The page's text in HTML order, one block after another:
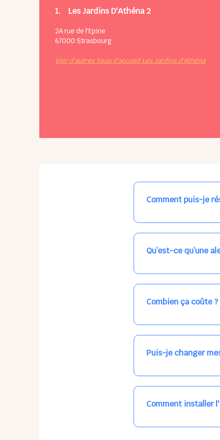
1. Les Jardins D'Athéna 2
2A rue de l'Epine
67000 Strasbourg
Voir d'autres lieux d'accueil Les Jardins d'Athéna
Comment puis-je
Nos places libres au
qui vous intéresse,
Qu’est-ce qu’une
Vous avez besoin
les places disponibles
Combien ça coûte ?
Votre accueil est
habituel. N'hésitez
Puis-je changer
Dans votre profil
email, par SMS, par
Comment installer
L'application n'existe